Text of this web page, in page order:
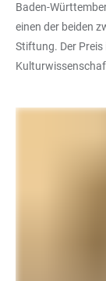
Baden-
einen der beiden
Stiftung. Der Preis